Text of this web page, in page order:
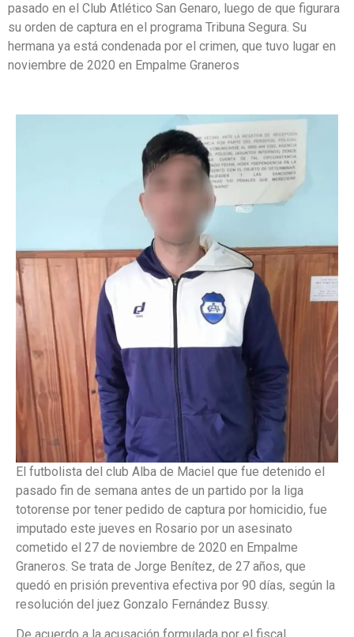
pasado en el Club Atlético San Genaro, luego de que figurara
su orden de captura en el programa Tribuna Segura. Su
hermana ya está condenada por el crimen, que tuvo lugar en
noviembre de 2020 en Empalme Graneros
El futbolista del club Alba de Maciel que fue detenido el
pasado fin de semana antes de un partido por la liga
totorense por tener pedido de captura por homicidio, fue
imputado este jueves en Rosario por un asesinato
cometido el 27 de noviembre de 2020 en Empalme
Graneros. Se trata de Jorge Benítez, de 27 años, que
quedó en prisión preventiva efectiva por 90 días, según la
resolución del juez Gonzalo Fernández Bussy.